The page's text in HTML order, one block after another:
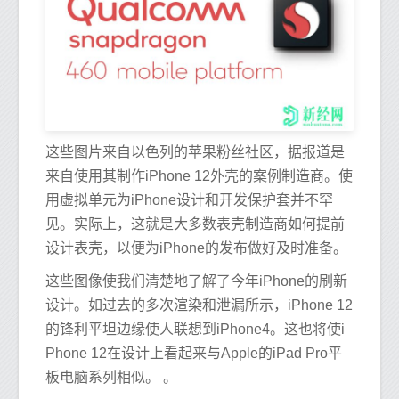
这些图片来自以色列的苹果粉丝社区，据报道是
来自使用其制作iPhone 12外壳的案例制造商。使
用虚拟单元为iPhone设计和开发保护套并不罕
见。实际上，这就是大多数表壳制造商如何提前
设计表壳，以便为iPhone的发布做好及时准备。
这些图像使我们清楚地了解了今年iPhone的刷新
设计。如过去的多次渲染和泄漏所示，iPhone 12
的锋利平坦边缘使人联想到iPhone4。这也将使i
Phone 12在设计上看起来与Apple的iPad Pro平
板电脑系列相似。 。